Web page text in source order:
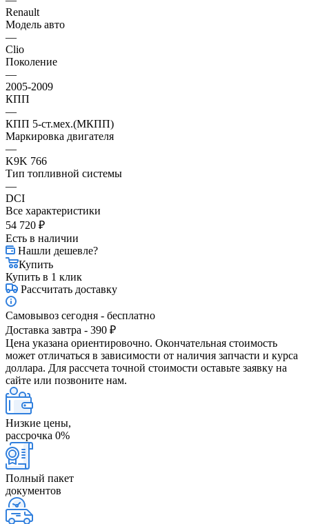
Renault
Модель авто
—
Clio
Поколение
—
2005-2009
КПП
—
КПП 5-ст.мех.(МКПП)
Маркировка двигателя
—
K9K 766
Тип топливной системы
—
DCI
Все характеристики
54 720 ₽
Есть в наличии
Нашли дешевле?
Купить
Купить в 1 клик
Рассчитать доставку
Самовывоз сегодня - бесплатно
Доставка завтра - 390 ₽
Цена указана ориентировочно. Окончательная стоимость
может отличаться в зависимости от наличия запчасти и курса
доллара. Для рассчета точной стоимости оставьте заявку на
сайте или позвоните нам.
Низкие цены,
рассрочка 0%
Полный пакет
документов